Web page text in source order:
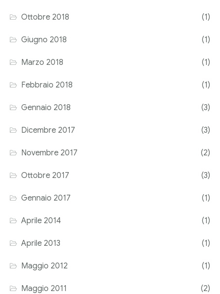
Ottobre 2018 (1)
Giugno 2018 (1)
Marzo 2018 (1)
Febbraio 2018 (1)
Gennaio 2018 (3)
Dicembre 2017 (3)
Novembre 2017 (2)
Ottobre 2017 (3)
Gennaio 2017 (1)
Aprile 2014 (1)
Aprile 2013 (1)
Maggio 2012 (1)
Maggio 2011 (2)